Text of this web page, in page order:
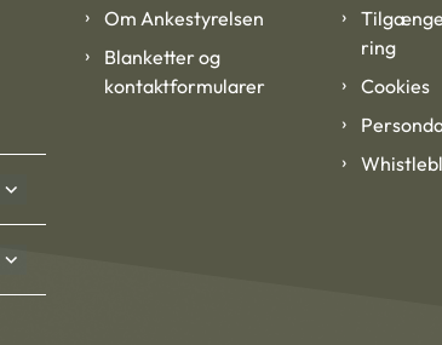
Om Ankestyrelsen
Blanketter og
kontaktformularer
ring
Cookies